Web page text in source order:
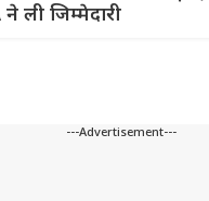
ली जिम्मेदारी
---Advertisement---